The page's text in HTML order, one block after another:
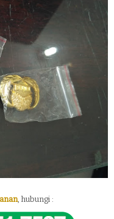
, hubungi :